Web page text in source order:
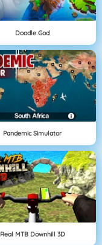
Doodle God
Pandemic Simulator
Real MTB Downhill 3D